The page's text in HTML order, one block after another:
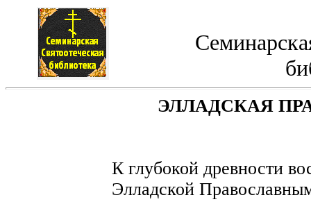
ЭЛЛАДСКАЯ
К глубокой древности
Элладской